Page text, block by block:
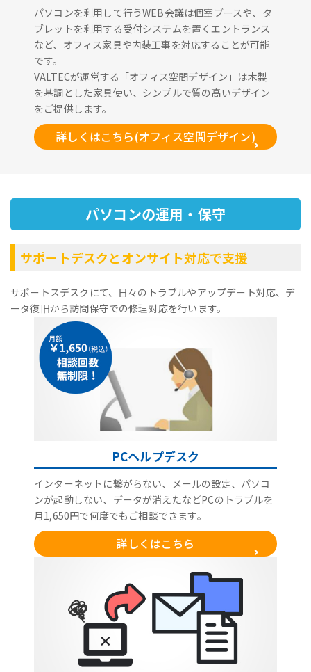
パソコンを利用して行うWEB会議は個室ブースや、タ
ブレットを利用する受付システムを置くエントランス
など、オフィス家具や内装工事を対応することが可能
です。
VALTECが運営する「オフィス空間デザイン」は木製
を基調とした家具使い、シンプルで質の高いデザイン
をご提供します。
詳しくはこちら(オフィス空間デザイン)
パソコンの運用・保守
サポートデスクとオンサイト対応で支援
サポートスデスクにて、日々のトラブルやアップデート対応、デ
ータ復旧から訪問保守での修理対応を行います。
PCヘルプデスク
インターネットに繋がらない、メールの設定、パソコ
ンが起動しない、データが消えたなどPCのトラブルを
月1,650円で何度でもご相談できます。
詳しくはこちら